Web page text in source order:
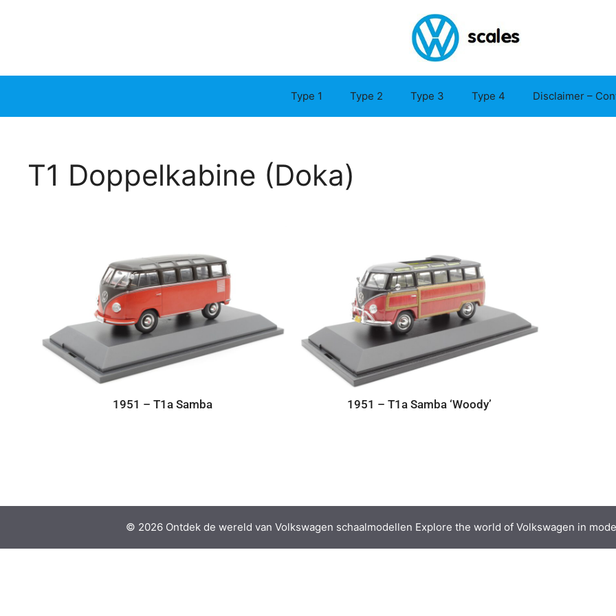
Type 1 Type 2 Type 3 Type 4 Disclaimer –
T1 Doppelkabine (Doka)
1951 – T1a Samba 1951 – T1a Samba ‘Woody’
© 2026 Ontdek de wereld van Volkswagen schaalmodellen Explore the world of Volkswagen in